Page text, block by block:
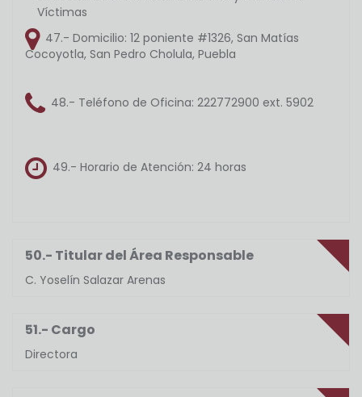
Víctimas
47.- Domicilio: 12 poniente #1326, San Matías
Cocoyotla, San Pedro Cholula, Puebla
48.- Teléfono de Oficina: 222772900 ext. 5902
49.- Horario de Atención: 24 horas
50.- Titular del Área Responsable
C. Yoselín Salazar Arenas
51.- Cargo
Directora